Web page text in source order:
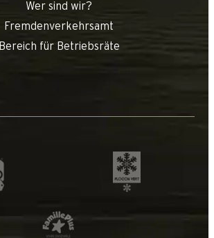
Wer sind wir?
Fremdenverkehrsamt
Bereich für Betriebsräte